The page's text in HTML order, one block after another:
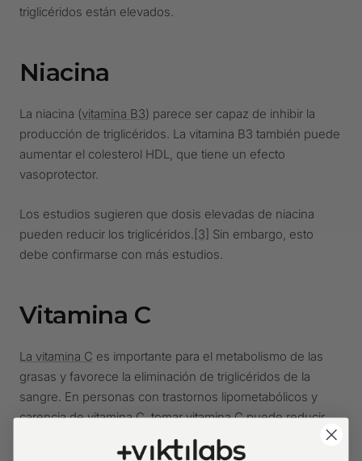
triglicéridos están elevados.
Niacina
La niacina (vitamina B3) parece ser capaz de inhibir la
producción de triglicéridos. La vitamina B3 también puede
aumentar el colesterol HDL, que tiene un efecto
vasoprotector.
Los estudios sugieren que dosis elevadas de niacina
pueden reducir los triglicéridos. [3] Sin embargo, esto
debe confirmarse con más estudios.
Vitamina C
La vitamina C es importante para el metabolismo de las
grasas y favorece la eliminación de triglicéridos de la
sangre. En personas con trastornos lipometabólicos y
carencia de vitamina C, tomar vitamina C puede reducir